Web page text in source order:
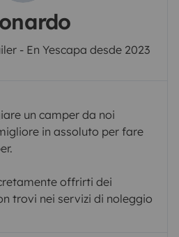
- En Yescapa desde 2023
un camper da noi
in assoluto per fare
offrirti dei
trovi nei servizi di noleggio